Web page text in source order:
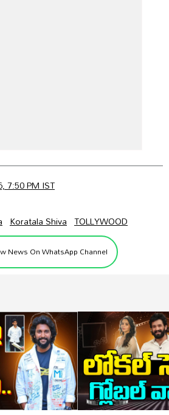
7:50 PM IST
Koratala Shiva TOLLYWOOD
News On WhatsApp Channel